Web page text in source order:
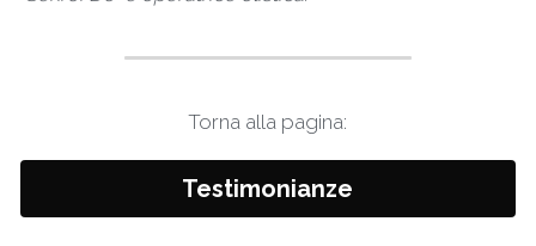
Torna alla pagina:
Testimonianze